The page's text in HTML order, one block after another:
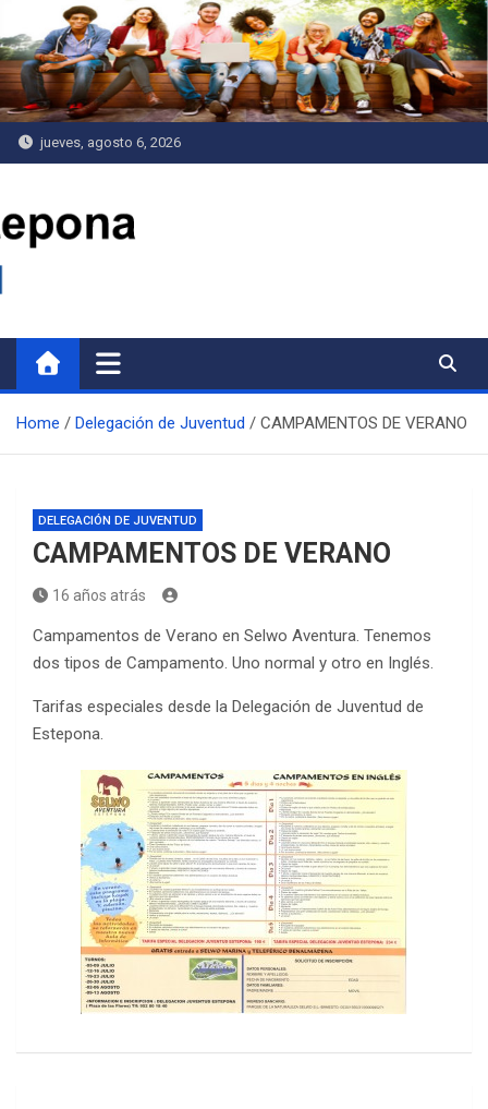
al
contenido
jueves, agosto 6, 2026
Home Delegación de Juventud CAMPAMENTOS DE VERANO
DELEGACIÓN DE JUVENTUD
CAMPAMENTOS DE VERANO
16 años atrás
Campamentos de Verano en Selwo Aventura. Tenemos
dos tipos de Campamento. Uno normal y otro en Inglés.
Tarifas especiales desde la Delegación de Juventud de
Estepona.